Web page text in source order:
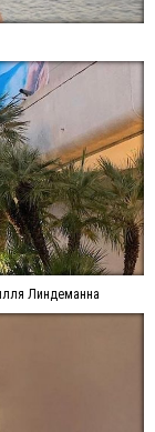
Линдеманна